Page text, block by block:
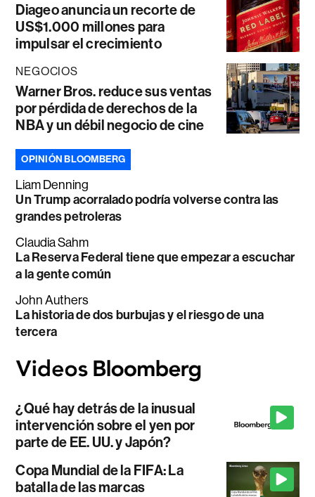
Diageo anuncia un recorte de
US$1.000 millones para
impulsar el crecimiento
NEGOCIOS
Warner Bros. reduce sus ventas
por pérdida de derechos de la
NBA y un débil negocio de cine
OPINIÓN BLOOMBERG
Liam Denning
Un Trump acorralado podría volverse contra las
grandes petroleras
Claudia Sahm
La Reserva Federal tiene que empezar a escuchar
a la gente común
John Authers
La historia de dos burbujas y el riesgo de una
tercera
¿Qué hay detrás de la inusual
intervención sobre el yen por
parte de EE. UU. y Japón?
Copa Mundial de la FIFA: La
batalla de las marcas